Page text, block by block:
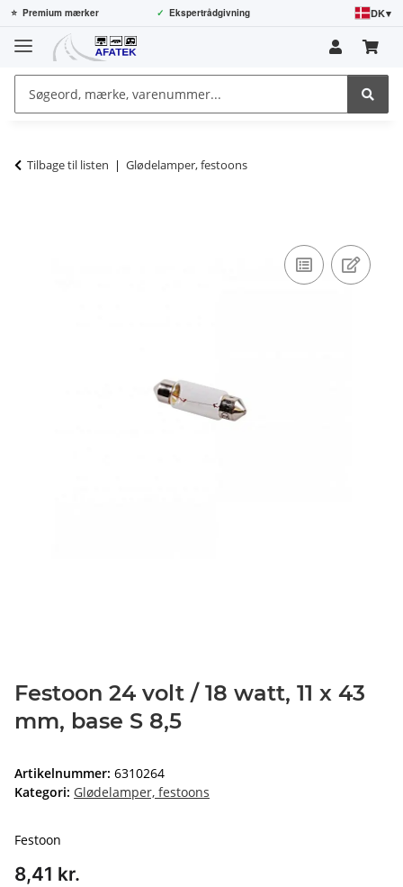
⭐ Premium mærker ✓ Ekspertrådgivning DK▾
Tilbage til listen Glødelamper, festoons
Festoon 24 volt / 18 watt, 11 x 43
mm, base S 8,5
Artikelnummer: 6310264
Kategori: Glødelamper, festoons
Festoon
8,41 kr.